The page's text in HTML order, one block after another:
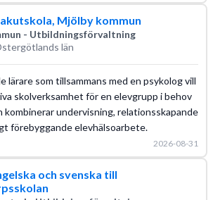
Mjölby kommun
- Utbildningsförvaltning
län
lärare som tillsammans med en psykolog vill
skolverksamhet för en elevgrupp i behov
kombinerar undervisning, relationsskapande
förebyggande elevhälsoarbete.
2026-08-31
och svenska till